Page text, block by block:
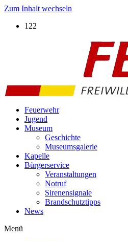
Zum Inhalt wechseln
122
Feuerwehr
Jugend
Museum
Geschichte
Museumsgalerie
Kapelle
Bürgerservice
Veranstaltungen
Notruf
Sirenensignale
Brandschutztipps
News
Menü